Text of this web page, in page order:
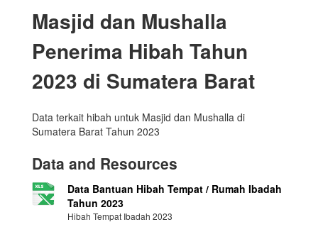
Masjid dan Mushalla
Penerima Hibah Tahun
2023 di Sumatera Barat
Data terkait hibah untuk Masjid dan Mushalla di
Sumatera Barat Tahun 2023
Data and Resources
Data Bantuan Hibah Tempat / Rumah Ibadah
Tahun 2023
Hibah Tempat Ibadah 2023